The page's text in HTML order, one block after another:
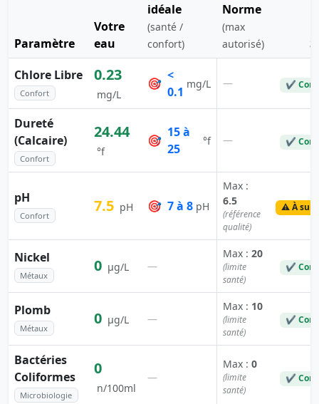
Paramètre
Votre
eau
idéale
(santé /
confort)
Norme
(max
autorisé)
Chlore Libre
Confort
0.23
mg/L
🎯
<
0.1
mg/L — ✔
Dureté
(Calcaire)
Confort
24.44
°f
🎯
15 à
25
°f — ✔
pH
Confort
7.5 pH 🎯 7 à 8 pH
Max :
6.5
(référence
qualité)
⚠️ À
Nickel
Métaux
0 µg/L —
Max : 20
(limite
santé)
✔
Plomb
Métaux
0 µg/L —
Max : 10
(limite
santé)
✔
Bactéries
Coliformes
Microbiologie
0
n/100ml
—
Max : 0
(limite
santé)
✔